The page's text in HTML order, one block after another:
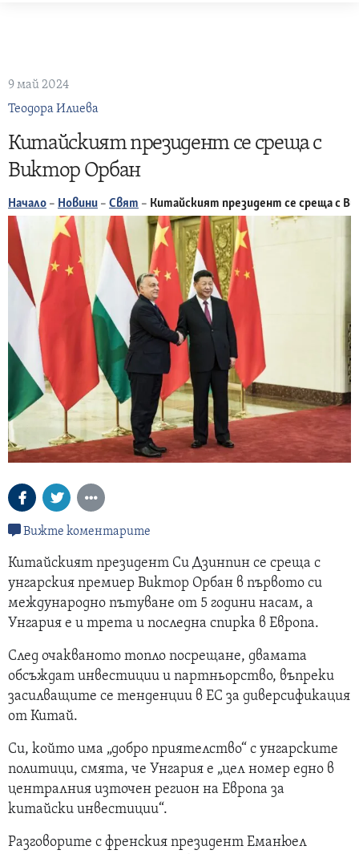
9 май 2024
Теодора Илиева
Китайският президент се среща с
Виктор Орбан
Начало – Новини – Свят – Китайският президент се среща с
Вижте коментарите
Китайският президент Си Дзинпин се среща с
унгарския премиер Виктор Орбан в първото си
международно пътуване от 5 години насам, а
Унгария е и трета и последна спирка в Европа.
След очакваното топло посрещане, двамата
обсъждат инвестиции и партньорство, въпреки
засилващите се тенденции в ЕС за диверсификация
от Китай.
Си, който има „добро приятелство“ с унгарските
политици, смята, че Унгария е „цел номер едно в
централния източен регион на Европа за
китайски инвестиции“.
Разговорите с френския президент Еманюел